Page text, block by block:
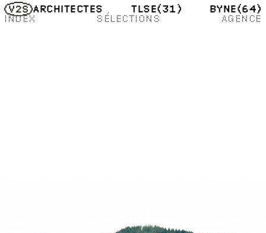
ARCHITECTES TLSE(31) BYNE(64)
INDEX
SÉLECTIONS AGENCE